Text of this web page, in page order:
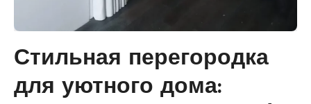
Стильная перегородка
для уютного дома: